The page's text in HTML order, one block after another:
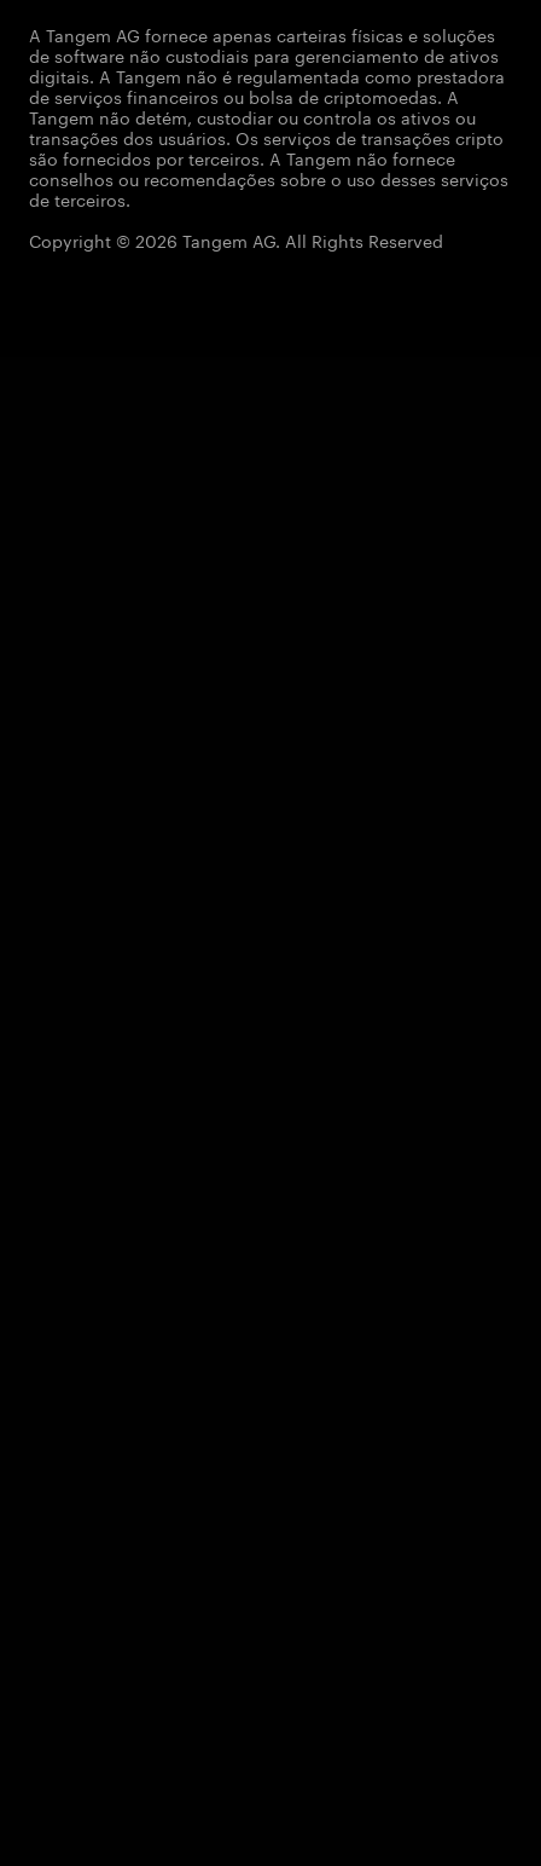
A Tangem AG fornece apenas carteiras físicas e soluções
de software não custodiais para gerenciamento de ativos
digitais. A Tangem não é regulamentada como prestadora
de serviços financeiros ou bolsa de criptomoedas. A
Tangem não detém, custodiar ou controla os ativos ou
transações dos usuários. Os serviços de transações cripto
são fornecidos por terceiros. A Tangem não fornece
conselhos ou recomendações sobre o uso desses serviços
de terceiros.